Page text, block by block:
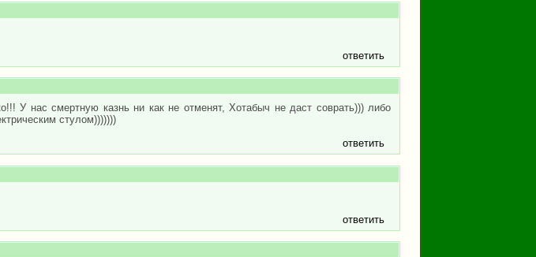
ответить
У нас смертную казнь ни как не отменят, Хотабыч не даст соврать))) либо
стулом)))))))
ответить
ответить